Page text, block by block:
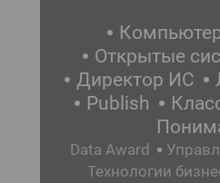
Открытые
Директор ИС
Publish
Data Award
Технологии